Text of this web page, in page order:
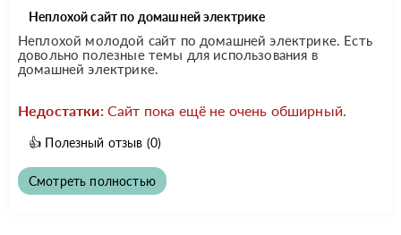
Неплохой сайт по домашней электрике
Неплохой молодой сайт по домашней электрике. Есть
довольно полезные темы для использования в
домашней электрике.
Недостатки: Сайт пока ещё не очень обширный.
👍 Полезный отзыв (0)
Смотреть полностью